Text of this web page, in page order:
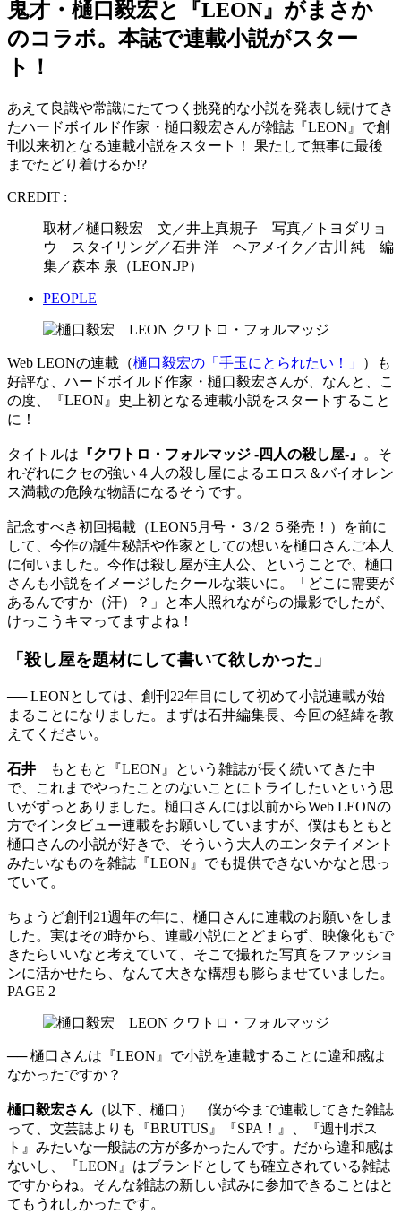
鬼才・樋口毅宏と『LEON』がまさか
のコラボ。本誌で連載小説がスター
ト！
あえて良識や常識にたてつく挑発的な小説を発表し続けてき
たハードボイルド作家・樋口毅宏さんが雑誌『LEON』で創
刊以来初となる連載小説をスタート！ 果たして無事に最後
までたどり着けるか!?
CREDIT :
取材／樋口毅宏 文／井上真規子 写真／トヨダリョ
ウ スタイリング／石井 洋 ヘアメイク／古川 純 編
集／森本 泉（LEON.JP）
PEOPLE
Web LEONの連載（樋口毅宏の「手玉にとられたい！」
）も
好評な、ハードボイルド作家・樋口毅宏さんが、なんと、こ
の度、『LEON』史上初となる連載小説をスタートすること
に！
タイトルは 『クワトロ・フォルマッジ -四人の殺し屋-』
。そ
れぞれにクセの強い４人の殺し屋によるエロス＆バイオレン
ス満載の危険な物語になるそうです。
記念すべき初回掲載（LEON5月号・３/２５発売！）を前に
して、今作の誕生秘話や作家としての想いを樋口さんご本人
に伺いました。今作は殺し屋が主人公、ということで、樋口
さんも小説をイメージしたクールな装いに。「どこに需要が
あるんですか（汗）？」と本人照れながらの撮影でしたが、
けっこうキマってますよね！
「殺し屋を題材にして書いて欲しかった」
── LEONとしては、創刊22年目にして初めて小説連載が始
まることになりました。まずは石井編集長、今回の経緯を教
えてください。
石井 もともと『LEON』という雑誌が長く続いてきた中
で、これまでやったことのないことにトライしたいという思
いがずっとありました。樋口さんには以前からWeb LEONの
方でインタビュー連載をお願いしていますが、僕はもともと
樋口さんの小説が好きで、そういう大人のエンタテイメント
みたいなものを雑誌『LEON』でも提供できないかなと思っ
ていて。
ちょうど創刊21週年の年に、樋口さんに連載のお願いをしま
した。実はその時から、連載小説にとどまらず、映像化もで
きたらいいなと考えていて、そこで撮れた写真をファッショ
ンに活かせたら、なんて大きな構想も膨らませていました。
PAGE 2
── 樋口さんは『LEON』で小説を連載することに違和感は
なかったですか？
樋口毅宏さん （以下、樋口） 僕が今まで連載してきた雑誌
って、文芸誌よりも『BRUTUS』『SPA！』、『週刊ポス
ト』みたいな一般誌の方が多かったんです。だから違和感は
ないし、『LEON』はブランドとしても確立されている雑誌
ですからね。そんな雑誌の新しい試みに参加できることはと
てもうれしかったです。